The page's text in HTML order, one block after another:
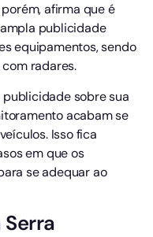
afirma que é
publicidade
equipamentos, sendo
radares.
publicidade sobre sua
acabam se
Isso fica
em que os
se adequar ao